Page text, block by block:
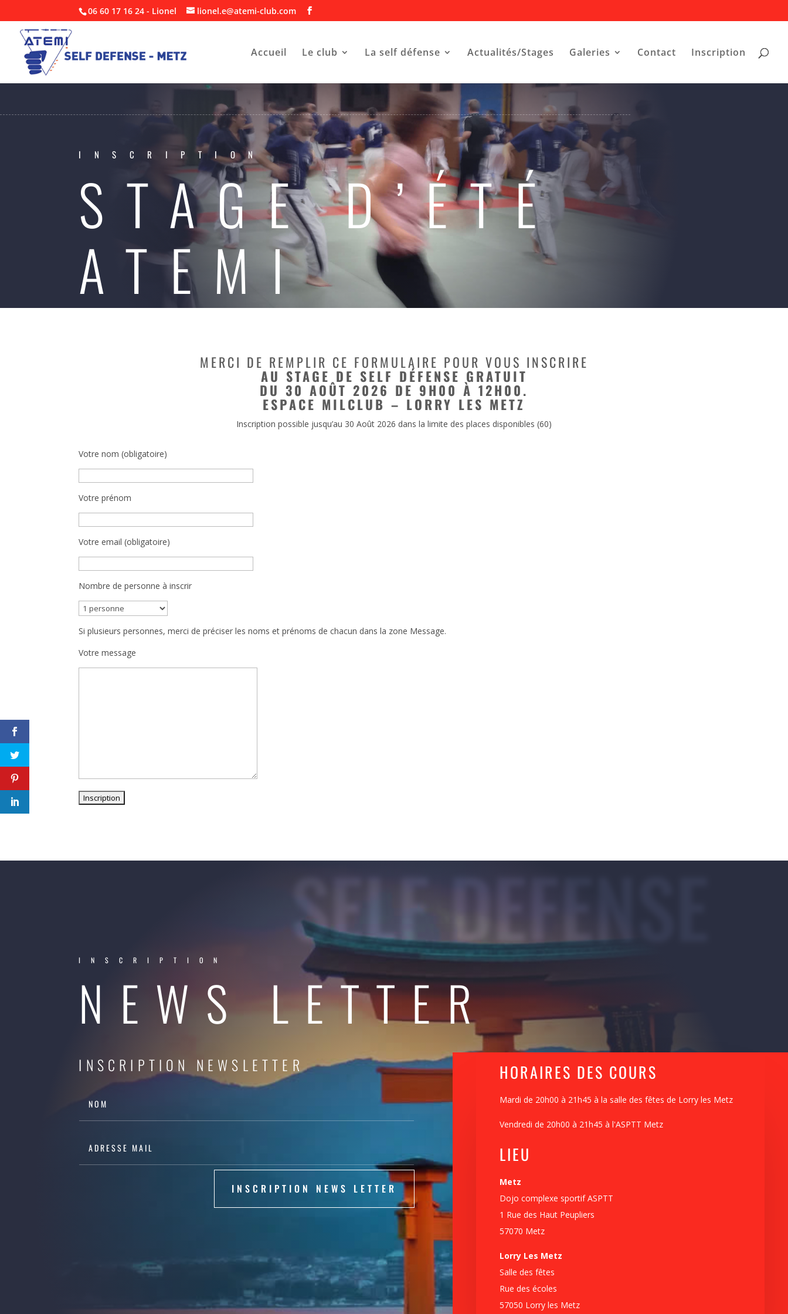
06 60 17 16 24 - Lionel lionel.e@atemi-club.com
Accueil Le club La self défense Actualités/Stages Galeries Contact Inscription
INSCRIPTION
STAGE D’ÉTÉ
ATEMI
MERCI DE REMPLIR CE FORMULAIRE POUR VOUS INSCRIRE
AU STAGE DE SELF DÉFENSE GRATUIT
DU 30 AOÛT 2026 DE 9H00 À 12H00.
ESPACE MILCLUB – LORRY LES METZ
Inscription possible jusqu’au 30 Août 2026 dans la limite des places disponibles (60)
Votre nom (obligatoire)
Votre prénom
Votre email (obligatoire)
Nombre de personne à inscrir
Si plusieurs personnes, merci de préciser les noms et prénoms de chacun dans la zone Message.
Votre message
SELF DEFENSE
INSCRIPTION
NEWS LETTER
INSCRIPTION NEWSLETTER
INSCRIPTION NEWS LETTER
HORAIRES DES COURS
Mardi de 20h00 à 21h45 à la salle des fêtes de Lorry les Metz
Vendredi de 20h00 à 21h45 à l'ASPTT Metz
LIEU
Metz
Dojo complexe sportif ASPTT
1 Rue des Haut Peupliers
57070 Metz
Lorry Les Metz
Salle des fêtes
Rue des écoles
57050 Lorry les Metz